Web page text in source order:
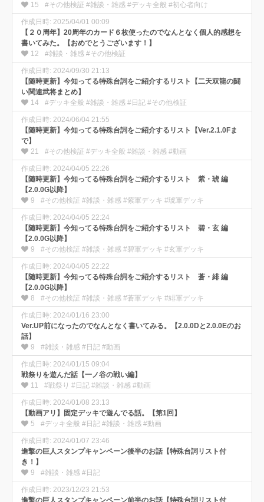
15
#その他検証 #雑談・雑感 #デッキ全般 #初心者向け
作成日時: 2025/04/01 00:09
【２０周年】20周年のカード６枚使ったのでなんとなく個人的感想を
書いてみた。【おめでとうございます！】
12
#雑談・雑感 #その他検証
作成日時: 2024/09/30 21:13
【随時更新】今知ってる特殊台詞をご紹介するリスト【二天双龍の闘
い関連武将まとめ】
14
#デッキ全般 #雑談・雑感 #日記 #その他検証
作成日時: 2024/06/04 21:55
【随時更新】今知ってる特殊台詞をご紹介するリスト【Ver.2.1.0Fま
で】
21
#その他検証 #デッキ全般 #雑談・雑感 #動画
作成日時: 2024/04/05 22:26
【随時更新】今知ってる特殊台詞をご紹介するリスト 紫・琥 編
【2.0.0G以降】
9
#その他検証 #雑談・雑感 #紫軍デッキ #琥軍デッキ
作成日時: 2024/04/05 22:24
【随時更新】今知ってる特殊台詞をご紹介するリスト 碧・玄 編
【2.0.0G以降】
9
#その他検証 #雑談・雑感 #碧軍デッキ #玄軍デッキ
作成日時: 2024/04/05 22:22
【随時更新】今知ってる特殊台詞をご紹介するリスト 蒼・緋 編
【2.0.0G以降】
8
#その他検証 #雑談・雑感 #蒼軍デッキ #緋軍デッキ
作成日時: 2024/01/16 23:00
Ver.UP前になったのでなんとなく書いてみる。【2.0.0Dと2.0.0Eのお
話】
9
#雑談・雑感 #日記 #動画
作成日時: 2024/01/15 09:04
戦祭りを遊んだ話【一ノ谷の戦い編】
11
#戦祭り #日記 #雑談・雑感 #動画
作成日時: 2024/01/08 23:13
【動画アリ】固定デッキで遊んでる話。【第1回】
5
#デッキ全般 #日記 #雑談・雑感 #動画
作成日時: 2024/01/07 23:46
進撃の巨人スタンプキャンペーン後半のお話【特殊台詞リスト付
き！】
9
#雑談・雑感 #日記
作成日時: 2023/12/23 21:53
進撃の巨人スタンプキャンペーン前半のお話【特殊台詞リスト付